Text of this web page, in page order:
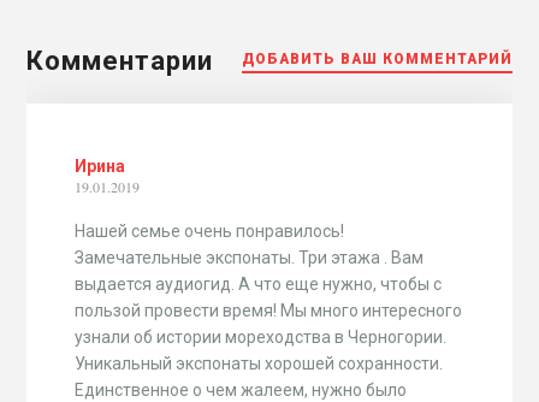
Комментарии ДОБАВИТЬ ВАШ КОММЕНТАРИЙ
Ирина
19.01.2019
Нашей семье очень понравилось!
Замечательные экспонаты. Три этажа . Вам
выдается аудиогид. А что еще нужно, чтобы с
пользой провести время! Мы много интересного
узнали об истории мореходства в Черногории.
Уникальный экспонаты хорошей сохранности.
Единственное о чем жалеем, нужно было